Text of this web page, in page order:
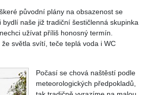
původní plány na obsazenost se
naše již tradiční šestičlenná skupinka
užívat příliš honosný termín.
světla svítí, teče teplá voda i WC
Počasí se chová naštěstí podle
meteorologických předpokladů,